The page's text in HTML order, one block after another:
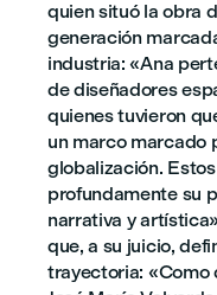
quien situó la obra
generación
industria: «Ana
de diseñadores
quienes tuvieron
un marco marcado
globalización.
profundamente su
narrativa y
que, a su juicio,
trayectoria: «Como